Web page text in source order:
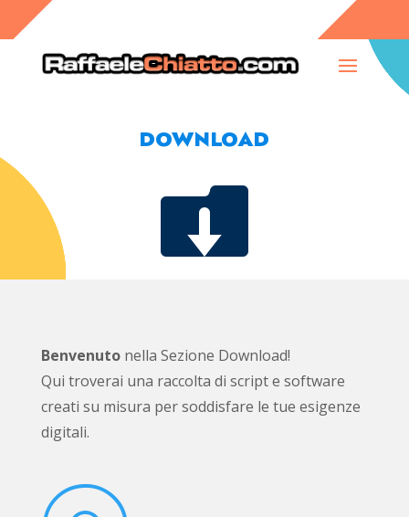
DOWNLOAD

Benvenutonella Sezione Download!
Qui troverai una raccolta di script e software
creati su misura per soddisfare le tue esigenze
digitali.